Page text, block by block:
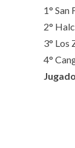
1° San
2°
3° Los
4°